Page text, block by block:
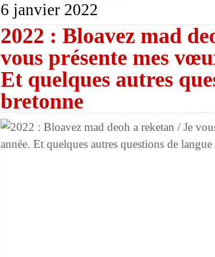
6 janvier 2022
2022 : Bloavez mad
vous présente mes
Et quelques autres
bretonne